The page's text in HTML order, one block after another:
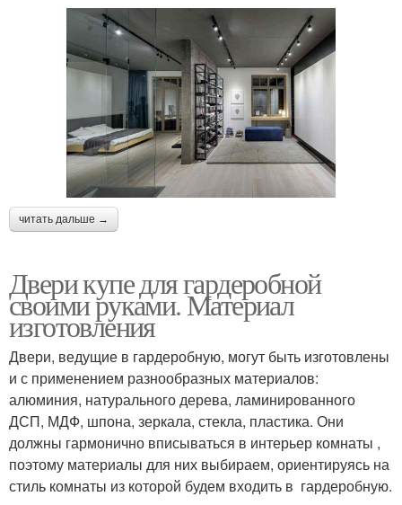
читать дальше →
Двери купе для гардеробной
своими руками. Материал
изготовления
Двери, ведущие в гардеробную, могут быть изготовлены
и с применением разнообразных материалов:
алюминия, натурального дерева, ламинированного
ДСП, МДФ, шпона, зеркала, стекла, пластика. Они
должны гармонично вписываться в интерьер комнаты ,
поэтому материалы для них выбираем, ориентируясь на
стиль комнаты из которой будем входить в гардеробную.